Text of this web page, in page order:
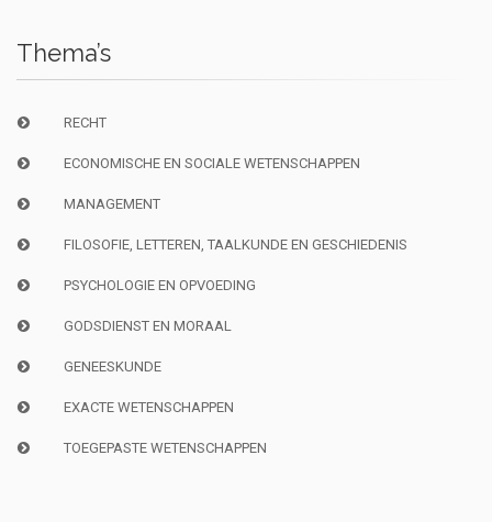
Thema’s
RECHT
ECONOMISCHE EN SOCIALE WETENSCHAPPEN
MANAGEMENT
FILOSOFIE, LETTEREN, TAALKUNDE EN GESCHIEDENIS
PSYCHOLOGIE EN OPVOEDING
GODSDIENST EN MORAAL
GENEESKUNDE
EXACTE WETENSCHAPPEN
TOEGEPASTE WETENSCHAPPEN